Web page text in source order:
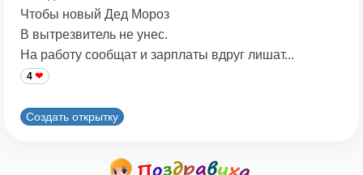
Чтобы новый Дед Мороз
В вытрезвитель не унес.
На работу сообщат и зарплаты вдруг лишат...
4
Создать открытку